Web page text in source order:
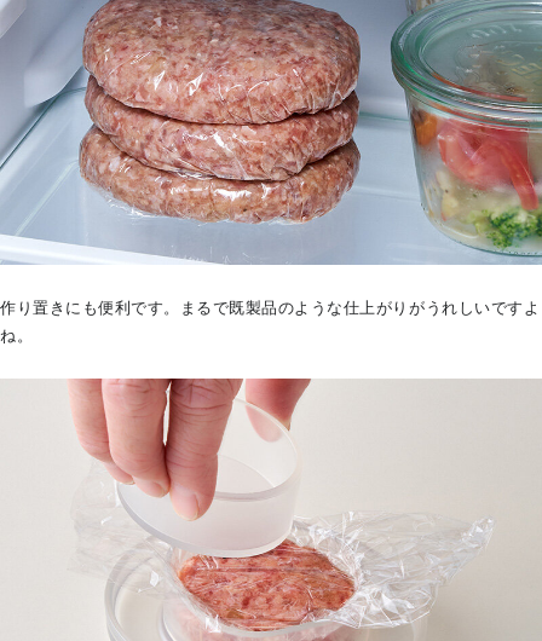
作り置きにも便利です。まるで既製品のような仕上がりがうれしいですよ
ね。